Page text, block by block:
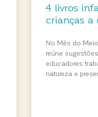
4 livros
crianças a
No Mês do
reúne
educadores
natureza e